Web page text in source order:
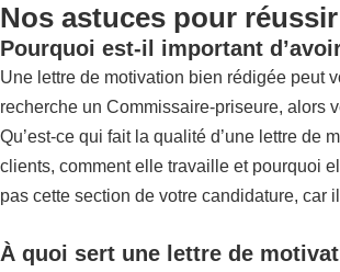
Nos astuces pour
Pourquoi est-il important
Une lettre de motivation bien rédigée peut
recherche un Commissaire-priseure, alors
Qu’est-ce qui fait la qualité d’une lettre de
clients, comment elle travaille et pourquoi
pas cette section de votre candidature, car
À quoi sert une lettre de